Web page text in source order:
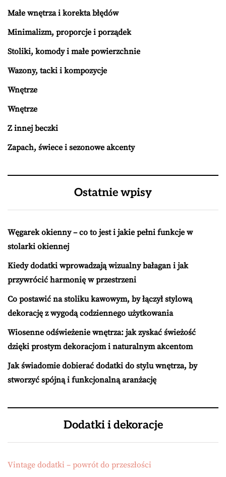
Małe wnętrza i korekta błędów
Minimalizm, proporcje i porządek
Stoliki, komody i małe powierzchnie
Wazony, tacki i kompozycje
Wnętrze
Wnętrze
Z innej beczki
Zapach, świece i sezonowe akcenty
Ostatnie wpisy
Węgarek okienny – co to jest i jakie pełni funkcje w
stolarki okiennej
Kiedy dodatki wprowadzają wizualny bałagan i jak
przywrócić harmonię w przestrzeni
Co postawić na stoliku kawowym, by łączył stylową
dekorację z wygodą codziennego użytkowania
Wiosenne odświeżenie wnętrza: jak zyskać świeżość
dzięki prostym dekoracjom i naturalnym akcentom
Jak świadomie dobierać dodatki do stylu wnętrza, by
stworzyć spójną i funkcjonalną aranżację
Dodatki i dekoracje
Vintage dodatki – powrót do przeszłości